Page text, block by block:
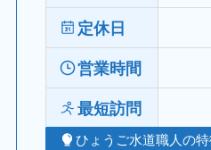
定休日
営業時間
最短訪問
ひょうご水道職人の